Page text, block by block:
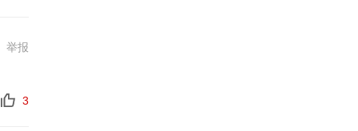
举报
3